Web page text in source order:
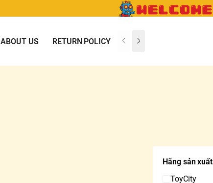
ABOUT US RETURN POLICY CONTACT US
Hãng sản xuất
ToyCity